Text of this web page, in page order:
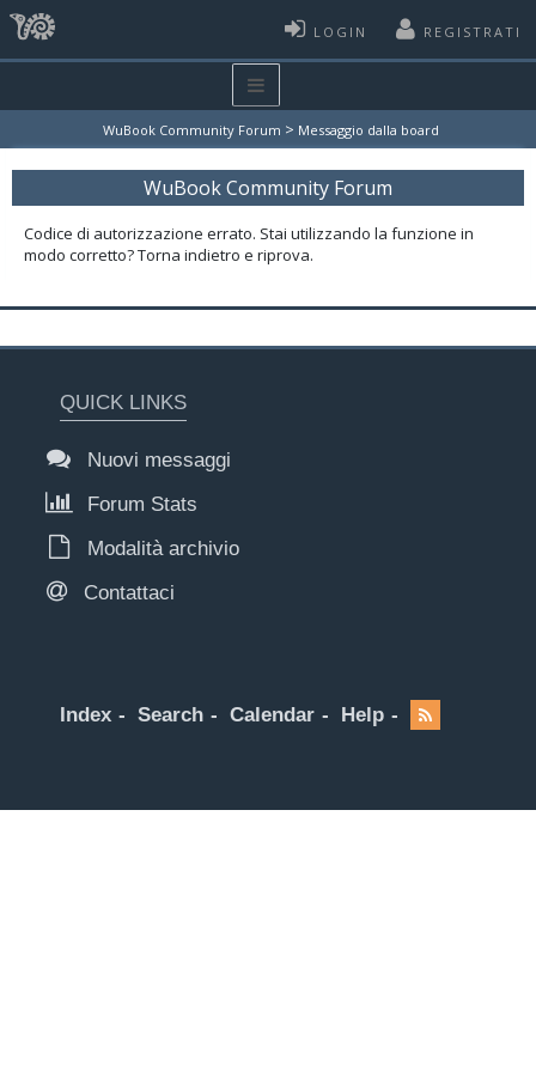
LOGIN REGISTRATI
WuBook Community Forum > Messaggio dalla board
WuBook Community Forum
Codice di autorizzazione errato. Stai utilizzando la funzione in
modo corretto? Torna indietro e riprova.
QUICK LINKS
Nuovi messaggi
Forum Stats
Modalità archivio
Contattaci
Index Search Calendar Help